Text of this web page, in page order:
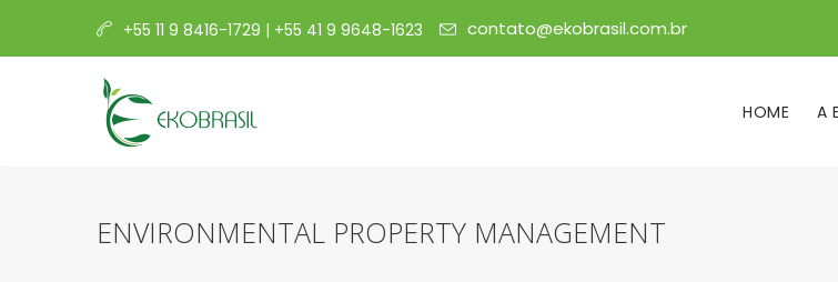
+55 11 9 8416-1729 | +55 41 9 9648-1623 contato@ekobrasil.com.br
HOME A
ENVIRONMENTAL PROPERTY MANAGEMENT